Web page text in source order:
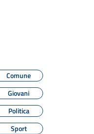
Comune
Giovani
Politica
Sport